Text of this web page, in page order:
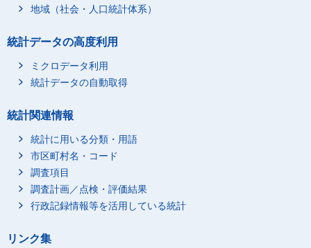
地域（社会・人口統計体系）
統計データの高度利用
ミクロデータ利用
統計データの自動取得
統計関連情報
統計に用いる分類・用語
市区町村名・コード
調査項目
調査計画／点検・評価結果
行政記録情報等を活用している統計
リンク集